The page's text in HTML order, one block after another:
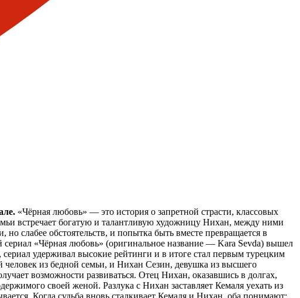
«Чёрная любовь» — это история о запретной страсти, классовых
встречает богатую и талантливую художницу Нихан, между ними
слабее обстоятельств, и попытка быть вместе превращается в
«Чёрная любовь» (оригинальное название — Kara Sevda) вышел
удерживал высокие рейтинги и в итоге стал первым турецким
из бедной семьи, и Нихан Сезин, девушка из высшего
возможности развиваться. Отец Нихан, оказавшись в долгах,
своей женой. Разлука с Нихан заставляет Кемаля уехать из